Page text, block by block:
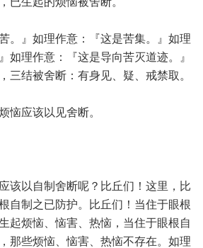
。』如理作意：『这是苦集。』如理
如理作意：『这是导向苦灭道迹。』
三结被舍断：有身见、疑、戒禁取。
恼应该以见舍断。
该以自制舍断呢？比丘们！这里，比
自制之已防护。比丘们！当住于眼根
起烦恼、恼害、热恼，当住于眼根自
那些烦恼、恼害、热恼不存在。如理